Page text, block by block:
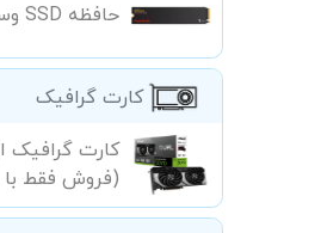
حافظه SSD وسترن دیجیتال مدل SanDisk Extreme M.2 2280 1TB NVMe
کارت گرافیک
(فروش فقط